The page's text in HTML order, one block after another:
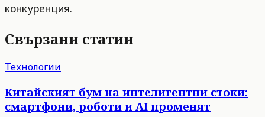
конкуренция.
Свързани статии
Технологии
Китайският бум на интелигентни стоки:
смартфони, роботи и AI променят